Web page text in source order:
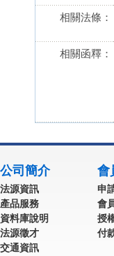
相關法條：
相關函釋：
公司簡介
法源資訊
產品服務
資料庫說明
法源徵才
交通資訊
會
申
會
授
付